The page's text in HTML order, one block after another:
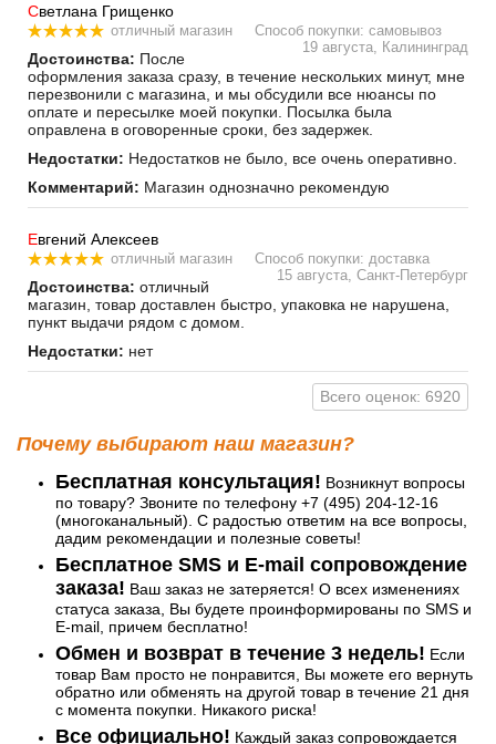
Светлана Грищенко
отличный магазин
Способ покупки: самовывоз
19 августа, Калининград
Достоинства: После
оформления заказа сразу, в течение нескольких минут, мне
перезвонили с магазина, и мы обсудили все нюансы по
оплате и пересылке моей покупки. Посылка была
оправлена в оговоренные сроки, без задержек.
Недостатки: Недостатков не было, все очень оперативно.
Комментарий: Магазин однозначно рекомендую
Евгений Алексеев
отличный магазин
Способ покупки: доставка
15 августа, Санкт-Петербург
Достоинства: отличный
магазин, товар доставлен быстро, упаковка не нарушена,
пункт выдачи рядом с домом.
Недостатки: нет
Всего оценок: 6920
Почему выбирают наш магазин?
Бесплатная консультация! Возникнут вопросы
по товару? Звоните по телефону +7 (495) 204-12-16
(многоканальный). С радостью ответим на все вопросы,
дадим рекомендации и полезные советы!
Бесплатное SMS и E-mail сопровождение
заказа! Ваш заказ не затеряется! О всех изменениях
статуса заказа, Вы будете проинформированы по SMS и
E-mail, причем бесплатно!
Обмен и возврат в течение 3 недель! Если
товар Вам просто не понравится, Вы можете его вернуть
обратно или обменять на другой товар в течение 21 дня
с момента покупки. Никакого риска!
Все официально! Каждый заказ сопровождается